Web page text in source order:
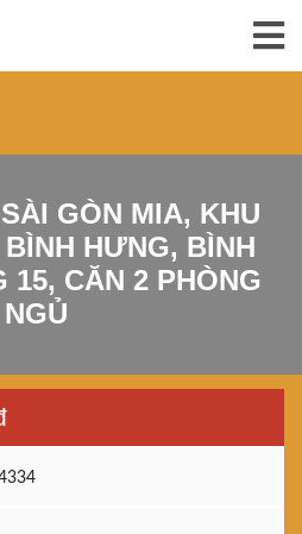
GÒN MIA, KHU
HƯNG, BÌNH
15, CĂN 2 PHÒNG
NGỦ